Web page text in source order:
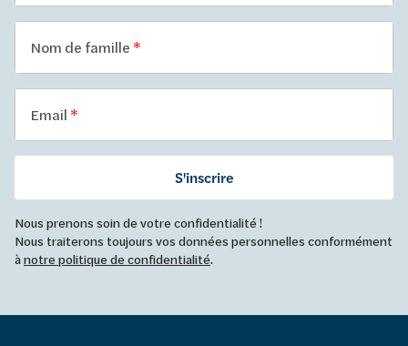
Nom de famille
Email
S'inscrire
Nous prenons soin de votre confidentialité !
Nous traiterons toujours vos données personnelles conformément
ànotre politique de confidentialité.